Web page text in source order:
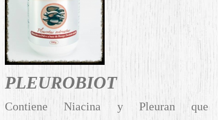
PLEUROBIOT
Contiene Niacina y Pleuran que